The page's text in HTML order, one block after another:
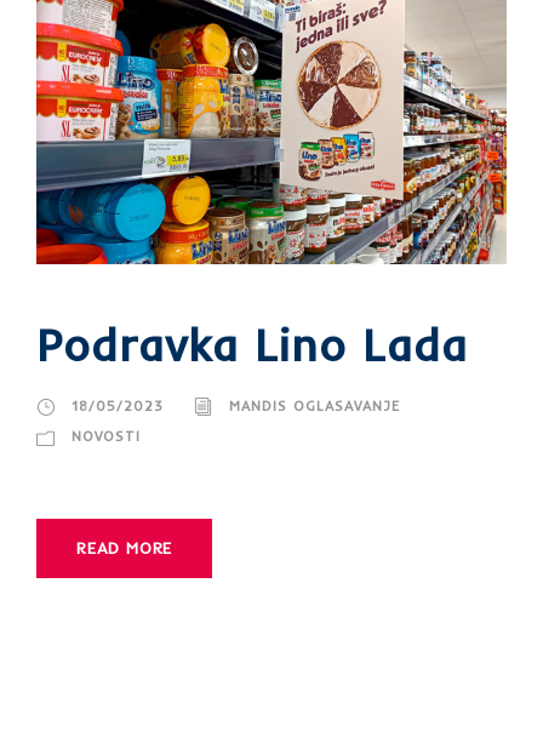
Podravka Lino Lada
18/05/2023
MANDIS OGLASAVANJE
NOVOSTI
READ MORE